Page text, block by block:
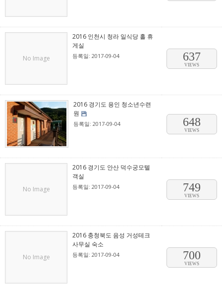
No Image
2016 인천시 청라 일식당 홀 휴
게실
등록일: 2017-09-04 637
VIEWS
2016 경기도 용인 청소년수련
원
등록일: 2017-09-04 648
VIEWS
No Image
2016 경기도 안산 덕수궁모텔
객실
등록일: 2017-09-04 749
VIEWS
No Image
2016 충청북도 음성 거성테크
사무실 숙소
등록일: 2017-09-04 700
VIEWS